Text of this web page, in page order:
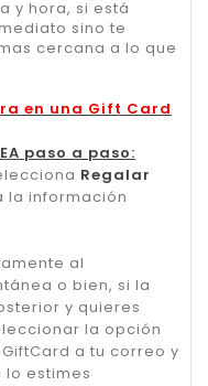
y hora, si está
sino te
cercana a lo que
en una Gift Card
paso a paso:
Regalar
la información
al
o bien, si la
y quieres
la opción
a tu correo y
lo estimes